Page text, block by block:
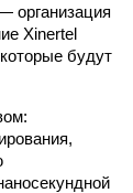
организация
Xinertel
будут